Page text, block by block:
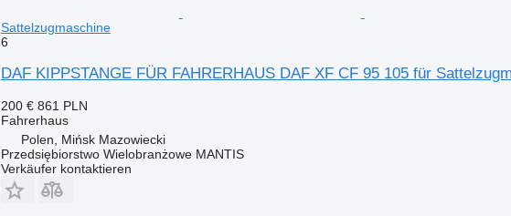
Sattelzugmaschine
6
DAF KIPPSTANGE FÜR FAHRERHAUS DAF XF CF 95 105 für
200 € 861 PLN
Fahrerhaus
Polen, Mińsk Mazowiecki
Przedsiębiorstwo Wielobranżowe MANTIS
Verkäufer kontaktieren